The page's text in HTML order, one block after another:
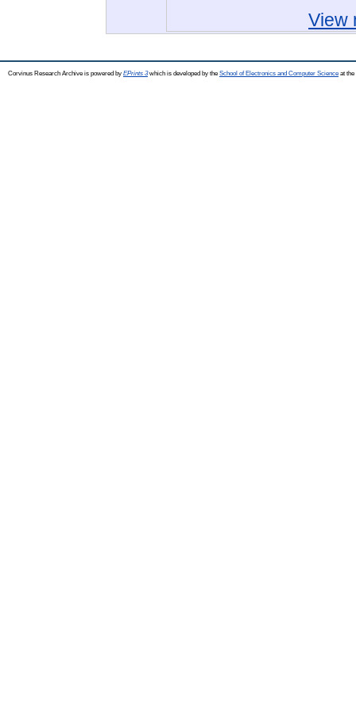
View
Corvinus Research Archive is powered by EPrints 3which is developed by the School of Electronics and Computer Science at